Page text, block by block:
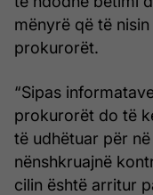
mënyrë që të
prokurorët.
“Sipas
prokurorët do të
të udhëtuar për
nënshkruajnë
cilin është arritur